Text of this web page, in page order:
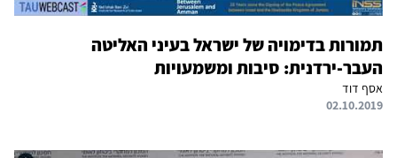
תמורות בדימויה של ישראל בעיני האליטה
העבר-ירדנית: סיבות ומשמעויות
אסף דוד
02.10.2019